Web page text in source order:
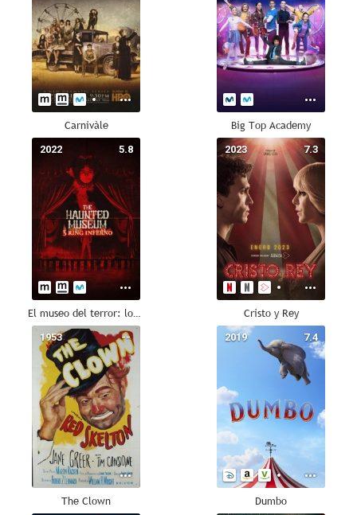
Carnivàle Big Top Academy
5.8
2022
El museo del terror: los anillos infernales
7.3
2023
Cristo y Rey
--
1953
The Clown
7.4
2019
Dumbo